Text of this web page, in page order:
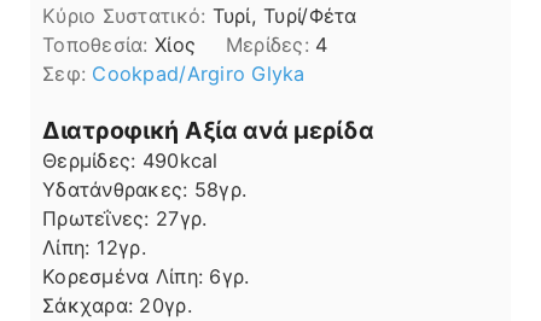
Kύριο Συστατικό: Τυρί, Τυρί/Φέτα
Τοποθεσία: Χίος Μερίδες: 4
Σεφ: Cookpad/Argiro Glyka
Διατροφική Αξία ανά μερίδα
Θερμίδες: 490kcal
Υδατάνθρακες: 58γρ.
Πρωτεΐνες: 27γρ.
Λίπη
Λίπη: 12γρ.
Κορεσμένα Λίπη: 6γρ.
Σάκχαρα: 20γρ.